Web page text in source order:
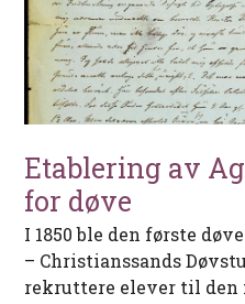
Etablering av
for døve
I 1850 ble den første
– Christianssands
rekruttere elever til den